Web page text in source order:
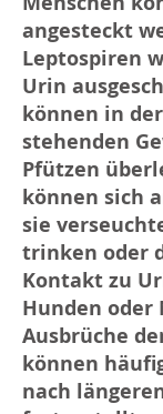
angesteckt
Leptospiren
Urin
können in
stehenden
Pfützen
können sich
sie
trinken oder
Kontakt zu
Hunden oder
Ausbrüche
können
nach